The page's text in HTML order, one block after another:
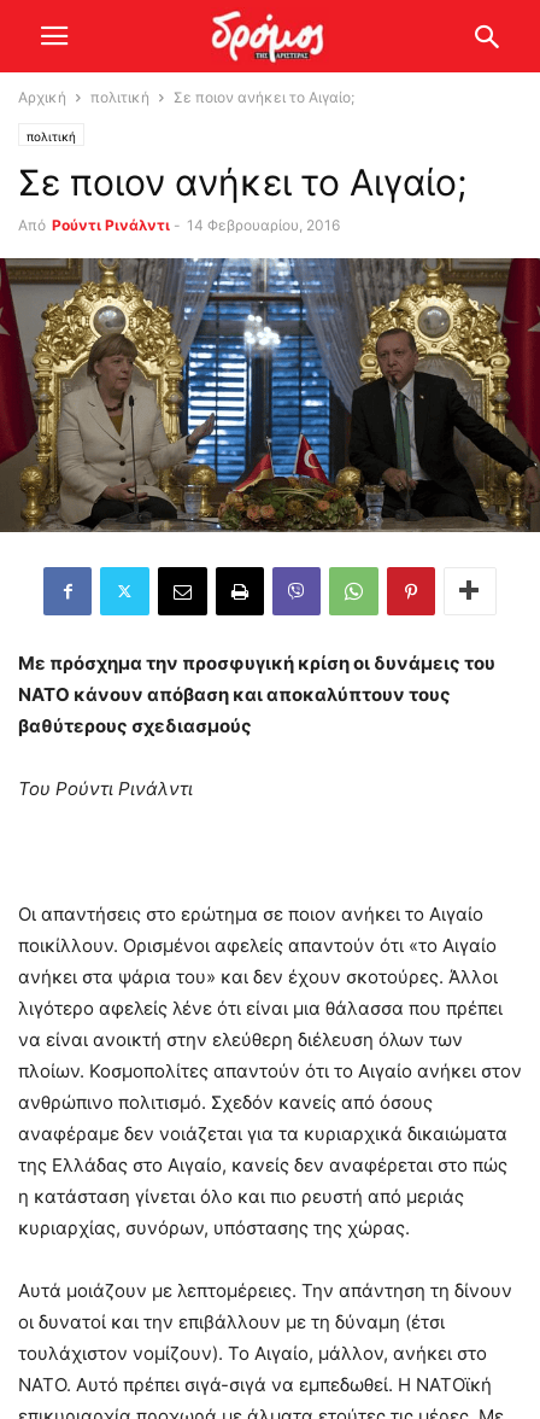
Αρχική πολιτική Σε ποιον ανήκει το Αιγαίο;
πολιτική
Σε ποιον ανήκει το Αιγαίο;
Από Ρούντι Ρινάλντι - 14 Φεβρουαρίου, 2016
Με πρόσχημα την προσφυγική κρίση οι δυνάμεις του
ΝΑΤΟ κάνουν απόβαση και αποκαλύπτουν τους
βαθύτερους σχεδιασμούς
Του Ρούντι Ρινάλντι
Οι απαντήσεις στο ερώτημα σε ποιον ανήκει το Αιγαίο
ποικίλλουν. Ορισμένοι αφελείς απαντούν ότι «το Αιγαίο
ανήκει στα ψάρια του» και δεν έχουν σκοτούρες. Άλλοι
λιγότερο αφελείς λένε ότι είναι μια θάλασσα που πρέπει
να είναι ανοικτή στην ελεύθερη διέλευση όλων των
πλοίων. Κοσμοπολίτες απαντούν ότι το Αιγαίο ανήκει στον
ανθρώπινο πολιτισμό. Σχεδόν κανείς από όσους
αναφέραμε δεν νοιάζεται για τα κυριαρχικά δικαιώματα
της Ελλάδας στο Αιγαίο, κανείς δεν αναφέρεται στο πώς
η κατάσταση γίνεται όλο και πιο ρευστή από μεριάς
κυριαρχίας, συνόρων, υπόστασης της χώρας.
Αυτά μοιάζουν με λεπτομέρειες. Την απάντηση τη δίνουν
οι δυνατοί και την επιβάλλουν με τη δύναμη (έτσι
τουλάχιστον νομίζουν). Το Αιγαίο, μάλλον, ανήκει στο
ΝΑΤΟ. Αυτό πρέπει σιγά-σιγά να εμπεδωθεί. Η NATOϊκή